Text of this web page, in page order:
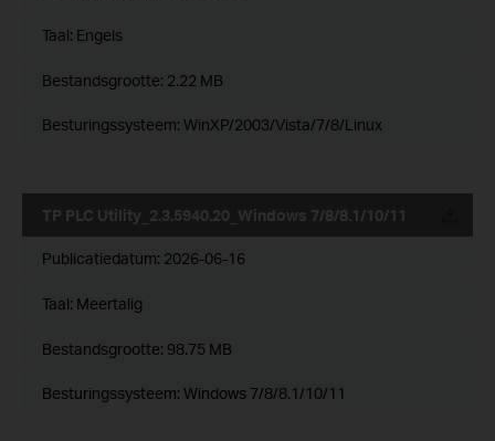
Taal: Engels
Bestandsgrootte: 2.22 MB
Besturingssysteem: WinXP/2003/Vista/7/8/Linux
TP PLC Utility_2.3.5940.20_Windows 7/8/8.1/10/11
Publicatiedatum: 2026-06-16
Taal: Meertalig
Bestandsgrootte: 98.75 MB
Besturingssysteem: Windows 7/8/8.1/10/11